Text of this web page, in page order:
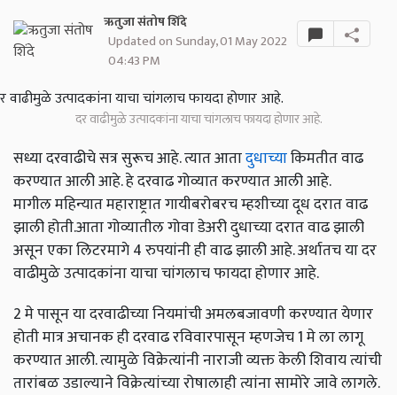
ऋतुजा संतोष शिंदे
Updated on Sunday, 01 May 2022
04:43 PM
दर वाढीमुळे उत्पादकांना याचा चांगलाच फायदा होणार आहे.
सध्या दरवाढीचे सत्र सुरूच आहे. त्यात आतादुधाच्याकिमतीत वाढ
करण्यात आली आहे. हे दरवाढ गोव्यात करण्यात आली आहे.
मागील महिन्यात महाराष्ट्रात गायीबरोबरच म्हशीच्या दूध दरात वाढ
झाली होती.आता गोव्यातील गोवा डेअरी दुधाच्या दरात वाढ झाली
असून एका लिटरमागे 4 रुपयांनी ही वाढ झाली आहे. अर्थातच या दर
वाढीमुळे उत्पादकांना याचा चांगलाच फायदा होणार आहे.
2 मे पासून या दरवाढीच्या नियमांची अमलबजावणी करण्यात येणार
होती मात्र अचानक ही दरवाढ रविवारपासून म्हणजेच 1 मे ला लागू
करण्यात आली. त्यामुळे विक्रेत्यांनी नाराजी व्यक्त केली शिवाय त्यांची
तारांबळ उडाल्याने विक्रेत्यांच्या रोषालाही त्यांना सामोरे जावे लागले.